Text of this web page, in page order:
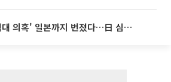
축구협회 '성 접대 의혹' 일본까지 번졌다…日 심판 실명 공개